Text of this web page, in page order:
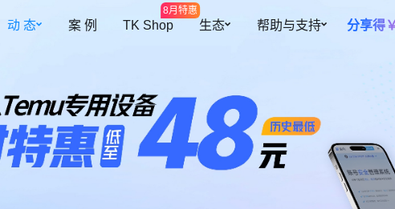
动 态
博客
案 例 TK Shop
8月特惠
生态
插件中心
跨境导航
帮助与支持
私有化部署
关于我们
分享得
事中监管
智能操作截图，保障账号安全
海量网络资源
覆盖300+地区资源
自